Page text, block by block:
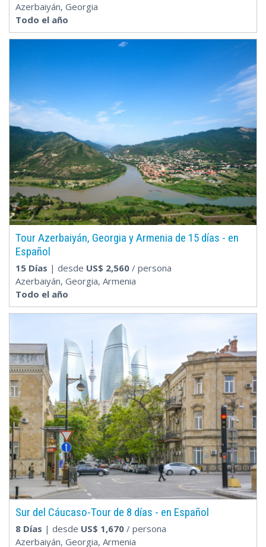
Azerbaiyán, Georgia
Todo el año
Tour Azerbaiyán, Georgia y Armenia de 15 días - en
Español
15 Días | desde US$ 2,560 / persona
Azerbaiyán, Georgia, Armenia
Todo el año
Sur del Cáucaso-Tour de 8 días - en Español
8 Días | desde US$ 1,670 / persona
Azerbaiyán, Georgia, Armenia